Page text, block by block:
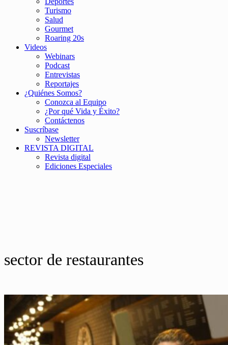
Turismo
Salud
Gourmet
Roaring 20s
Videos
Webinars
Podcast
Entrevistas
Reportajes
¿Quiénes Somos?
Conozca al Equipo
¿Por qué Vida y Éxito?
Contáctenos
Suscríbase
Newsletter
REVISTA DIGITAL
Revista digital
Ediciones Especiales
sector de restaurantes